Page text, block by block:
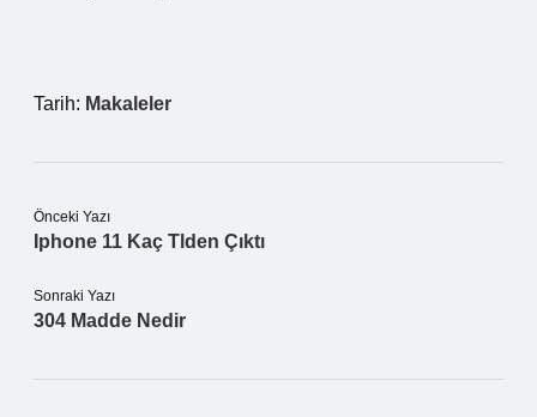
Tarih: Makaleler
Önceki Yazı
Iphone 11 Kaç Tlden Çıktı
Sonraki Yazı
304 Madde Nedir